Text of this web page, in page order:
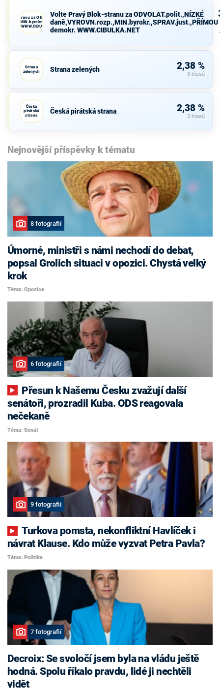
Blok-stranu za ODVOLAT.polit.,NÍZKÉ
demokr. WWW.CIBULKA.NET
Volte Pravý Blok-stranu za ODVOLAT.polit.,NÍZKÉ
daně,VYROVN.rozp.,MIN.byrokr.,SPRAV.just.,PŘÍMOU
demokr. WWW.CIBULKA.NET
Strana
zelených
Strana zelených 2,38 %
3 hlasů
Česká
pirátská
strana
Česká pirátská strana 2,38 %
3 hlasů
Nejnovější příspěvky k tématu
8 fotografií
Úmorné, ministři s námi nechodí do debat,
popsal Grolich situaci v opozici. Chystá velký
krok
Téma: Opozice
6 fotografií
senátoři, prozradil Kuba. ODS reagovala
nečekaně
Téma: Senát
9 fotografií
Turkova pomsta, nekonfliktní Havlíček i
návrat Klause. Kdo může vyzvat Petra Pavla?
Téma: Politika
7 fotografií
Decroix: Se svoločí jsem byla na vládu ještě
hodná. Spolu říkalo pravdu, lidé ji nechtěli
vidět